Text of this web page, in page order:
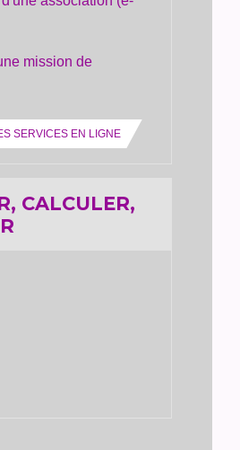
mission de
SERVICES EN LIGNE
CALCULER,